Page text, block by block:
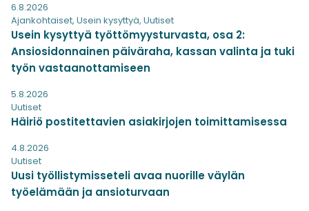
6.8.2026
Ajankohtaiset, Usein kysyttyä, Uutiset
Usein kysyttyä työttömyysturvasta, osa 2:
Ansiosidonnainen päiväraha, kassan valinta ja tuki
työn vastaanottamiseen
5.8.2026
Uutiset
Häiriö postitettavien asiakirjojen toimittamisessa
4.8.2026
Uutiset
Uusi työllistymisseteli avaa nuorille väylän
työelämään ja ansioturvaan